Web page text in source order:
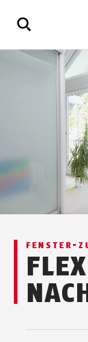
Ergebnisse
FEN­STER-